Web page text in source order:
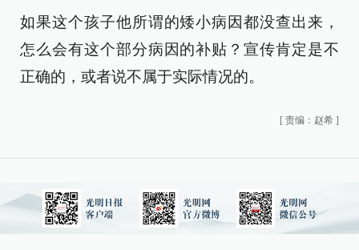
如果这个孩子他所谓的矮小病因都没查出来，
怎么会有这个部分病因的补贴？宣传肯定是不
正确的，或者说不属于实际情况的。
[ 责编：赵希 ]